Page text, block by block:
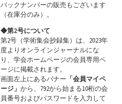
バックナンバーの販売もございます
（在庫分のみ）。
◆第2号について
第2号（学術集会抄録集）は、2023年
度よりオンラインジャーナルにな
り、学会ホームページの会員専用ペ
ージに掲載されます。
画面左上にあるバナー 「会員マイペ
ージ」 から、792から始まる10桁の会
員番号およびパスワードを入力して